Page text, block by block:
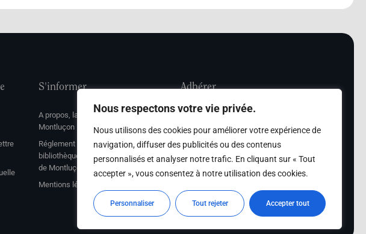
Nous respectons votre vie privée.
Nous utilisons des cookies pour améliorer votre expérience de
navigation, diffuser des publicités ou des contenus
personnalisés et analyser notre trafic. En cliquant sur « Tout
accepter », vous consentez à notre utilisation des cookies.
Personnaliser Tout rejeter Accepter tout
S'informer
A propos, la société Les Amis de
Montluçon
Réglement de consultation de la
bibliothèque et des archives des Amis
de Montluçon
Mentions légales
Adhérer
Adhésion